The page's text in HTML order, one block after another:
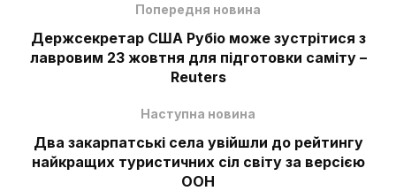
Попередня новина
Держсекретар США Рубіо може зустрітися з
лавровим 23 жовтня для підготовки саміту –
Reuters
Наступна новина
Два закарпатські села увійшли до рейтингу
найкращих туристичних сіл світу за версією
ООН